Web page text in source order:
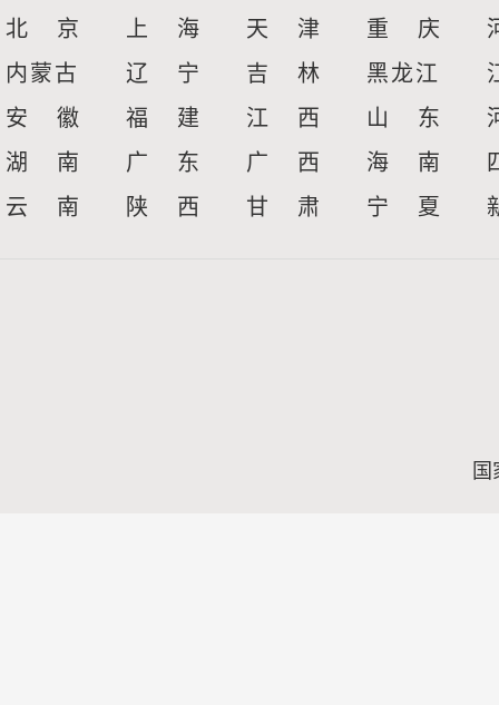
北 京 上 海 天 津 重 庆
内蒙古
辽 宁 吉 林 黑龙江
安 徽
福 建 江 西 山 东
湖 南
广 东 广 西 海 南
云 南
陕 西 甘 肃 宁 夏